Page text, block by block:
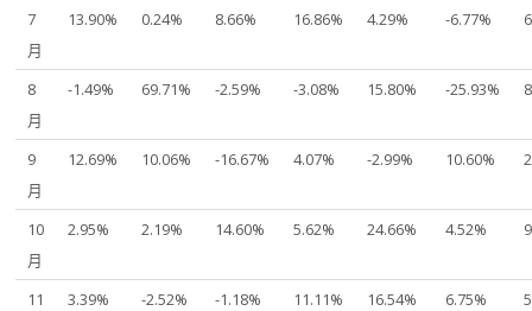
7
月
13.90% 0.24% 8.66% 16.86% 4.29% -6.77%
8
月
-1.49% 69.71% -2.59% -3.08% 15.80% -25.93%
9
月
12.69% 10.06% -16.67% 4.07% -2.99% 10.60%
10
月
2.95% 2.19% 14.60% 5.62% 24.66% 4.52%
11
3.39% -2.52% -1.18% 11.11% 16.54% 6.75%